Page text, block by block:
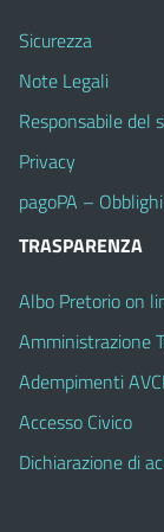
Sicurezza
Note Legali
Responsabile del
Privacy
pagoPA –
TRASPARENZA
Albo Pretorio on
Amministrazione
Adempimenti
Accesso Civico
Dichiarazione di